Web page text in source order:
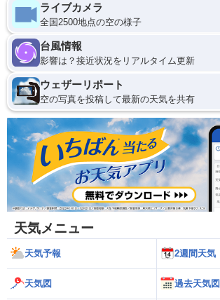
ライブカメラ
全国2500地点の空の様子
台風情報
影響は？接近状況をリアルタイム更新
ウェザーリポート
空の写真を投稿して最新の天気を共有
天気メニュー
天気予報 2週間天気
天気図 過去天気図